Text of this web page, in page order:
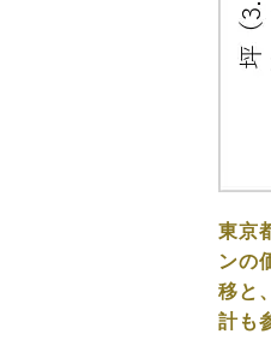
東京
ンの
移と
計も